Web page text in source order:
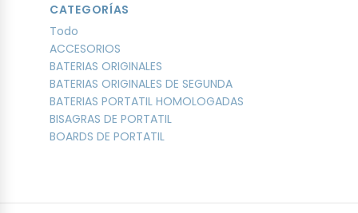
CATEGORÍAS
Todo
ACCESORIOS
BATERIAS ORIGINALES
BATERIAS ORIGINALES DE SEGUNDA
BATERIAS PORTATIL HOMOLOGADAS
BISAGRAS DE PORTATIL
BOARDS DE PORTATIL